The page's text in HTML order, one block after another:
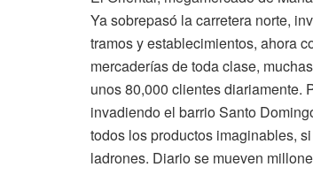
Ya sobrepasó la carretera norte,
tramos y establecimientos, ahora
mercaderías de toda clase,
unos 80,000 clientes diariamente.
invadiendo el barrio Santo
todos los productos imaginables,
ladrones. Diario se mueven